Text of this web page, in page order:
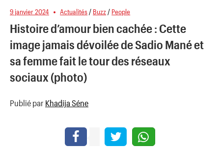
9 janvier 2024 Actualités/ Buzz/ People
Histoire d’amour bien cachée : Cette
image jamais dévoilée de Sadio Mané et
sa femme fait le tour des réseaux
sociaux (photo)
Publié par Khadija Séne